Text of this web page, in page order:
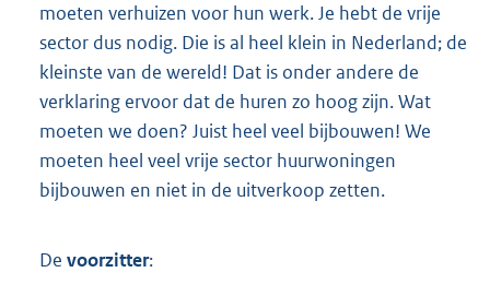
moeten verhuizen voor hun werk. Je hebt de vrije
sector dus nodig. Die is al heel klein in Nederland; de
kleinste van de wereld! Dat is onder andere de
verklaring ervoor dat de huren zo hoog zijn. Wat
moeten we doen? Juist heel veel bijbouwen! We
moeten heel veel vrije sector huurwoningen
bijbouwen en niet in de uitverkoop zetten.
De voorzitter: